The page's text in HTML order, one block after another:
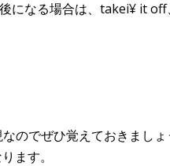
になる場合は、takei¥ it
のでぜひ覚えておきまし
ます。